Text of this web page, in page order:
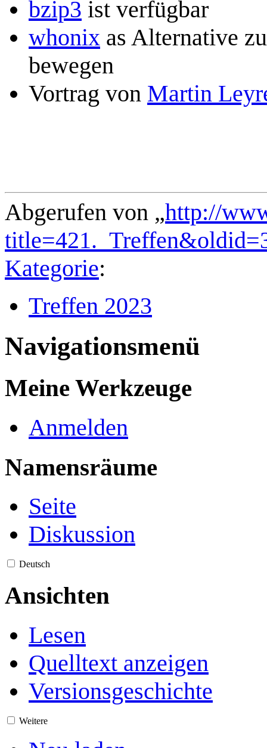
bzip3 ist verfügbar
whonix as Alternative
bewegen
Vortrag von Martin
Abgerufen von „http://
Kategorie:
Treffen 2023
Navigationsmenü
Meine Werkzeuge
Anmelden
Namensräume
Seite
Diskussion
Deutsch
Ansichten
Lesen
Quelltext anzeigen
Versionsgeschichte
Weitere